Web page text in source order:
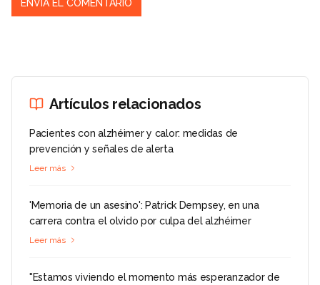
Artículos relacionados
Pacientes con alzhéimer y calor: medidas de
prevención y señales de alerta
Leer más
'Memoria de un asesino': Patrick Dempsey, en una
carrera contra el olvido por culpa del alzhéimer
Leer más
"Estamos viviendo el momento más esperanzador de